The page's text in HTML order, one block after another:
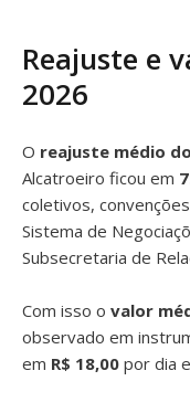
Reajuste e
2026
O reajuste médio
Alcatroeiro ficou em
coletivos,
Sistema de
Subsecretaria de
Com isso o valor
observado em
em R$ 18,00 por dia